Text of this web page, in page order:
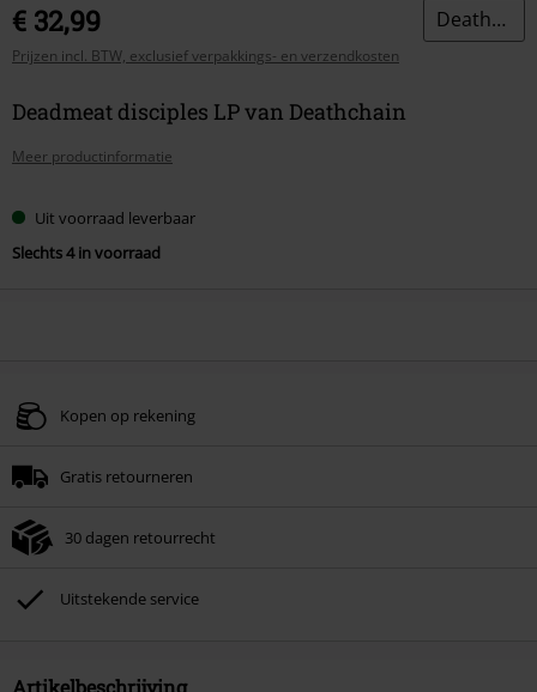
€ 32,99
Prijzen incl. BTW, exclusief verpakkings- en verzendkosten
Deathchain
Deadmeat disciples LP van Deathchain
Meer productinformatie
Uit voorraad leverbaar
Slechts 4 in voorraad
Kopen op rekening
Gratis retourneren
30 dagen retourrecht
Uitstekende service
Artikelbeschrijving